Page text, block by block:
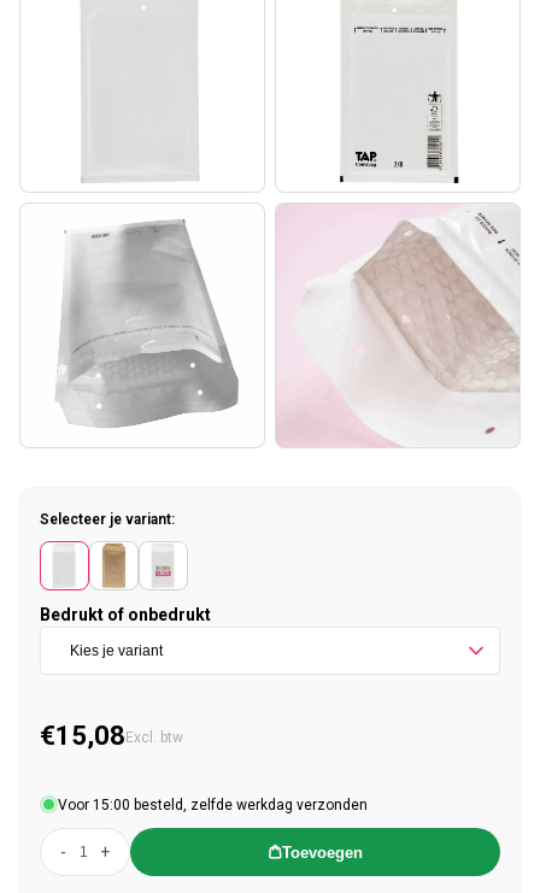
Selecteer je variant:
Bedrukt of onbedrukt
Normale prijs
€15,08 Excl. btw
Voor 15:00 besteld, zelfde werkdag verzonden
- + Toevoegen